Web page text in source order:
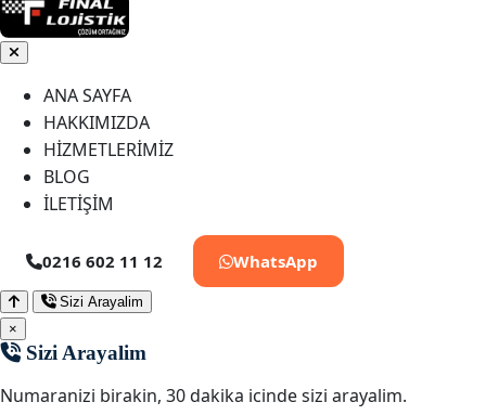
ANA SAYFA
HAKKIMIZDA
HİZMETLERİMİZ
BLOG
İLETİŞİM
0216 602 11 12 WhatsApp
Sizi Arayalim
×
Sizi Arayalim
Numaranizi birakin, 30 dakika icinde sizi arayalim.